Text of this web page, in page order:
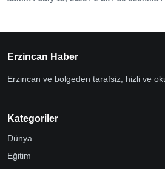
Erzincan Haber
Erzincan ve bolgeden tarafsiz, hizli ve
Kategoriler
Dünya
Eğitim